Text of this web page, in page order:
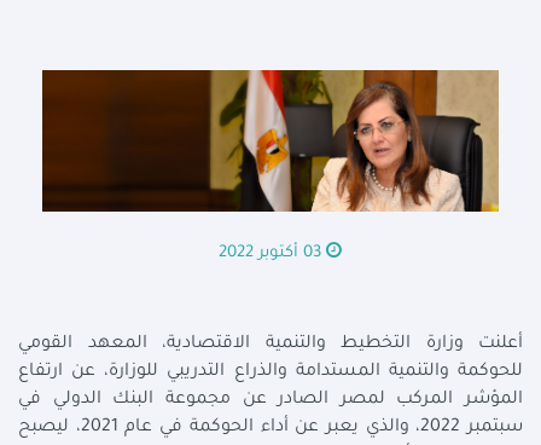
03 أكتوبر 2022
أعلنت وزارة التخطيط والتنمية الاقتصادية، المعهد القومي
للحوكمة والتنمية المستدامة والذراع التدريبي للوزارة، عن ارتفاع
المؤشر المركب لمصر الصادر عن مجموعة البنك الدولي في
سبتمبر 2022، والذي يعبر عن أداء الحوكمة في عام 2021، ليصبح